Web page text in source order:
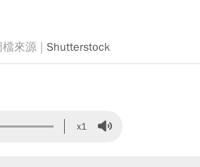
Shutterstock
x1